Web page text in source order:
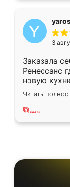
3
Заказала
Ренессанс
новую
вполне
два года,
Читать